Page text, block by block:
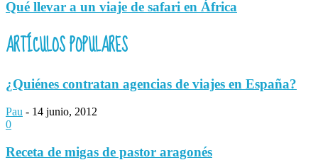
Qué llevar a un viaje de safari en África
ARTÍCULOS POPULARES
¿Quiénes contratan agencias de viajes en España?
Pau - 14 junio, 2012
0
Receta de migas de pastor aragonés